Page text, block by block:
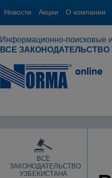
Новости Акции О компании
Информационно-поисковые
ВСЕ ЗАКОНОДАТЕЛЬСТВО
ВСЕ
ЗАКОНОДАТЕЛЬСТВО
УЗБЕКИСТАНА